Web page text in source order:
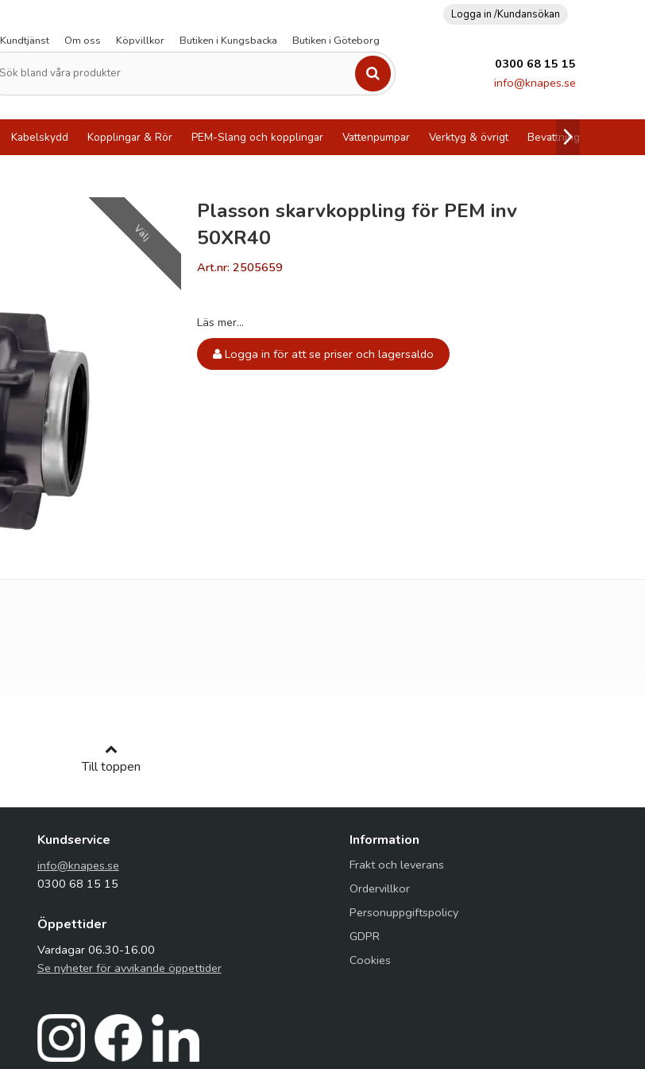
Logga in /Kundansökan
Kundtjänst
Om oss Köpvillkor Butiken i Kungsbacka Butiken i Göteborg
0300 68 15 15
info@knapes.se
Kabelskydd Kopplingar & Rör PEM-Slang och kopplingar Vattenpumpar Verktyg & övrigt Bevattning
Välj
Plasson skarvkoppling för PEM inv
50XR40
Art.nr: 2505659
Läs mer...
Logga in för att se priser och lagersaldo
Till toppen
Kundservice
info@knapes.se
0300 68 15 15
Öppettider
Vardagar 06.30-16.00
Se nyheter för avvikande öppettider
Information
Frakt och leverans
Ordervillkor
Personuppgiftspolicy
GDPR
Cookies